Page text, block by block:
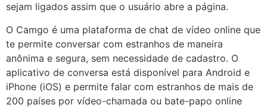
sejam ligados assim que o usuário abre a página.
O Camgo é uma plataforma de chat de vídeo online que
te permite conversar com estranhos de maneira
anônima e segura, sem necessidade de cadastro. O
aplicativo de conversa está disponível para Android e
iPhone (iOS) e permite falar com estranhos de mais de
200 países por vídeo-chamada ou bate-papo online